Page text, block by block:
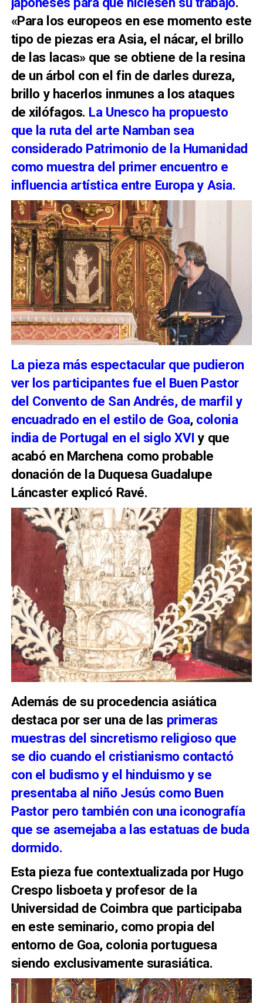
«Para los europeos en ese momento este
tipo de piezas era Asia, el nácar, el brillo
de las lacas» que se obtiene de la resina
de un árbol con el fin de darles dureza,
brillo y hacerlos inmunes a los ataques
de xilófagos. La Unesco ha propuesto
que la ruta del arte Namban sea
considerado Patrimonio de la Humanidad
como muestra del primer encuentro e
influencia artística entre Europa y Asia.
La pieza más espectacular que pudieron
ver los participantes fue el Buen Pastor
del Convento de San Andrés, de marfil y
encuadrado en el estilo de Goa,colonia
india de Portugal en el siglo XVIy que
acabó en Marchena como probable
donación de la Duquesa Guadalupe
Láncaster explicó Ravé.
Además de su procedencia asiática
destaca por ser una de las primeras
muestras del sincretismo religioso que
se dio cuando el cristianismo contactó
con el budismo y el hinduismo y se
presentaba al niño Jesús como Buen
Pastor pero también con una iconografía
que se asemejaba a las estatuas de buda
dormido.
Esta pieza fue contextualizada por Hugo
Crespo lisboeta y profesor de la
Universidad de Coimbra que participaba
en este seminario, como propia del
entorno de Goa, colonia portuguesa
siendo exclusivamente surasiática.